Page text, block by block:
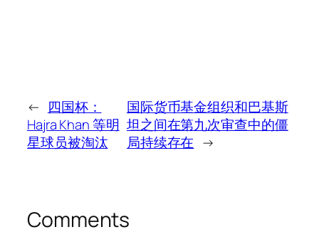
← 四国杯：
Hajra Khan 等明
星球员被淘汰
国际货币基金组织和巴基斯
坦之间在第九次审查中的僵
局持续存在 →
Comments